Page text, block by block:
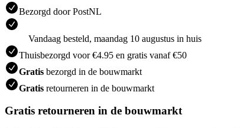
Bezorgd door PostNL
Vandaag besteld, maandag 10 augustus in huis
Thuisbezorgd voor €4.95 en gratis vanaf €50
Gratis bezorgd in de bouwmarkt
Gratis retourneren in de bouwmarkt
Gratis retourneren in de bouwmarkt